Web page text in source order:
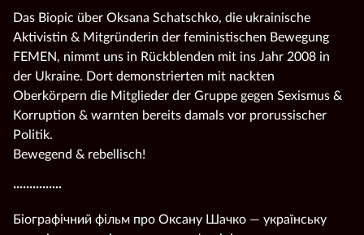
Das Biopic über Oksana Schatschko, die ukrainische
Aktivistin & Mitgründerin der feministischen Bewegung
FEMEN, nimmt uns in Rückblenden mit ins Jahr 2008 in
der Ukraine. Dort demonstrierten mit nackten
Oberkörpern die Mitglieder der Gruppe gegen Sexismus &
Korruption & warnten bereits damals vor prorussischer
Politik.
Bewegend & rebellisch!
···············
Біографічний фільм про Оксану Шачко — українську